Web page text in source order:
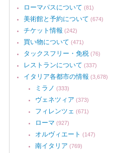
ローマパスについて (81)
美術館と予約について (674)
チケット情報 (242)
買い物について (471)
タックスフリー・免税 (76)
レストランについて (337)
イタリア各都市の情報 (3,678)
ミラノ (333)
ヴェネツィア (373)
フィレンツェ (671)
ローマ (927)
オルヴィエート (147)
南イタリア (769)